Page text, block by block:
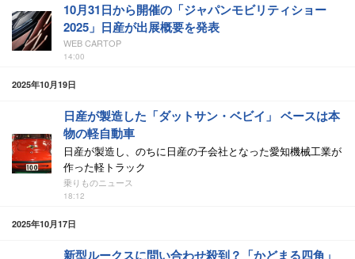
10月31日から開催の「ジャパンモビリティショー
2025」日産が出展概要を発表
WEB CARTOP
14:00
2025年10月19日
日産が製造した「ダットサン・ベビイ」 ベースは本
物の軽自動車
日産が製造し、のちに日産の子会社となった愛知機械工業が
作った軽トラック
乗りものニュース
18:12
2025年10月17日
新型ルークスに問い合わせ殺到？「かどまる四角」